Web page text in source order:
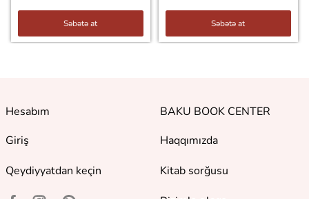
Səbətə at Səbətə at
Hesabım
Giriş
Qeydiyyatdan keçin
BAKU BOOK CENTER
Haqqımızda
Kitab sorğusu